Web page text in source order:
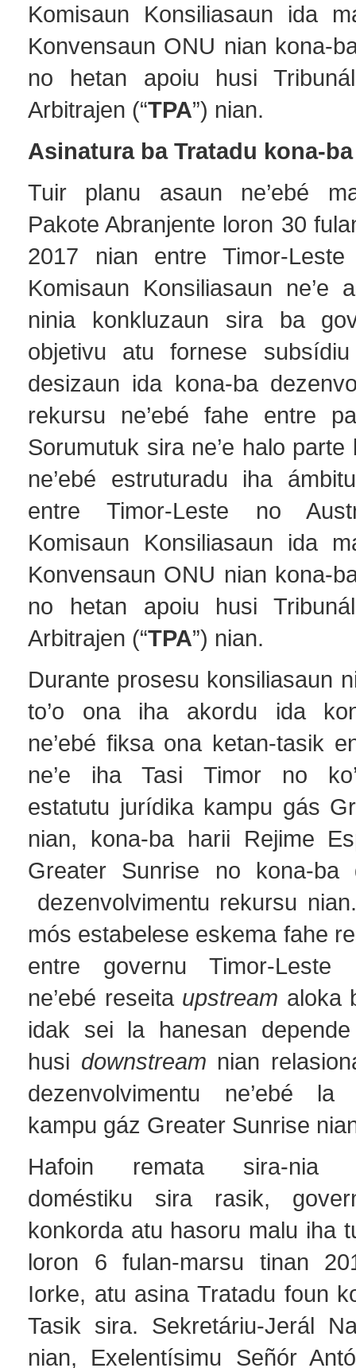
Komisaun Konsiliasaun ida
Konvensaun ONU nian kona-
no hetan apoiu husi
Arbitrajen (“TPA”) nian.
Asinatura ba Tratadu kona-
Tuir planu asaun ne’ebé
Pakote Abranjente loron 30
2017 nian entre Timor-
Komisaun Konsiliasaun ne’e
ninia konkluzaun sira ba
objetivu atu fornese
desizaun ida kona-ba
rekursu ne’ebé fahe entre
Sorumutuk sira ne’e halo parte
ne’ebé estruturadu iha
entre Timor-Leste no
Komisaun Konsiliasaun ida
Konvensaun ONU nian kona-
no hetan apoiu husi
Arbitrajen (“TPA”) nian.
Durante prosesu konsiliasaun
to’o ona iha akordu ida
ne’ebé fiksa ona ketan-tasik
ne’e iha Tasi Timor no
estatutu jurídika kampu gás
nian, kona-ba harii Rejime
Greater Sunrise no kona-
dezenvolvimentu rekursu
mós estabelese eskema fahe
entre governu Timor-Leste
ne’ebé reseita upstream aloka
idak sei la hanesan
husi downstream nian
dezenvolvimentu ne’ebé
kampu gáz Greater Sunrise
Hafoin remata sira-nia
doméstiku sira rasik,
konkorda atu hasoru malu iha
loron 6 fulan-marsu tinan
Iorke, atu asina Tratadu foun
Tasik sira. Sekretáriu-Jerál
nian, Exelentísimu Señór